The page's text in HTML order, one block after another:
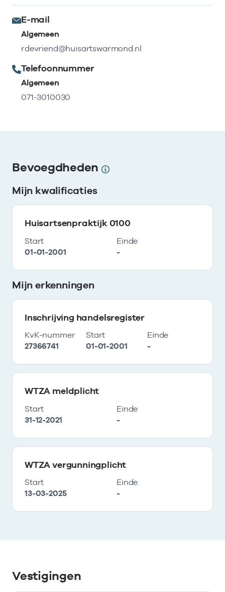
E-mail
Algemeen
rdevriend@huisartswarmond.nl
Telefoonnummer
Algemeen
071-3010030
Bevoegdheden
Mijn kwalificaties
Huisartsenpraktijk 0100
Start
01-01-2001
Einde
-
Mijn erkenningen
Inschrijving handelsregister
KvK-nummer
27366741
Start
01-01-2001
Einde
-
WTZA meldplicht
Start
31-12-2021
Einde
-
WTZA vergunningplicht
Start
13-03-2025
Einde
-
Vestigingen